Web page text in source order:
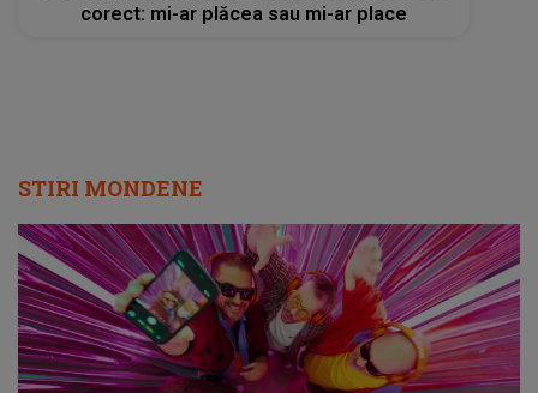
corect: mi-ar plăcea sau mi-ar place
STIRI MONDENE